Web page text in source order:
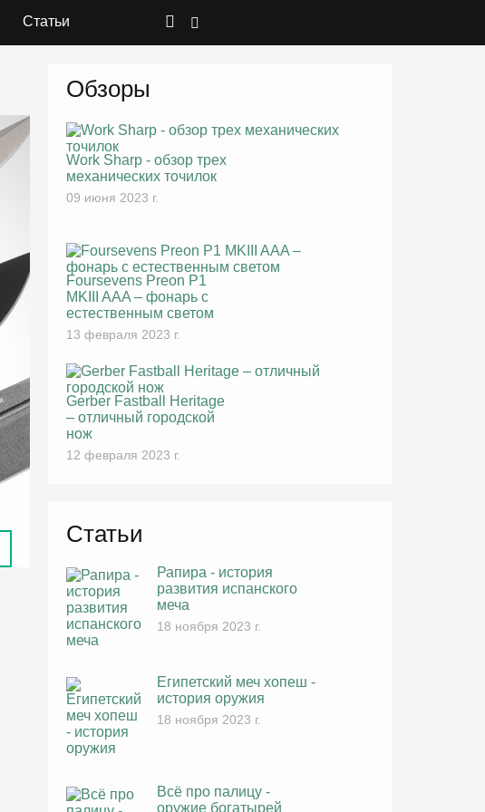
Статьи
Обзоры
Work Sharp - обзор трех
механических точилок
09 июня 2023 г.
Foursevens Preon P1
MKIII AAA – фонарь с
естественным светом
13 февраля 2023 г.
Gerber Fastball Heritage
– отличный городской
нож
12 февраля 2023 г.
Статьи
Рапира - история
развития испанского
меча
18 ноября 2023 г.
Египетский меч хопеш -
история оружия
18 ноября 2023 г.
Всё про палицу -
оружие богатырей